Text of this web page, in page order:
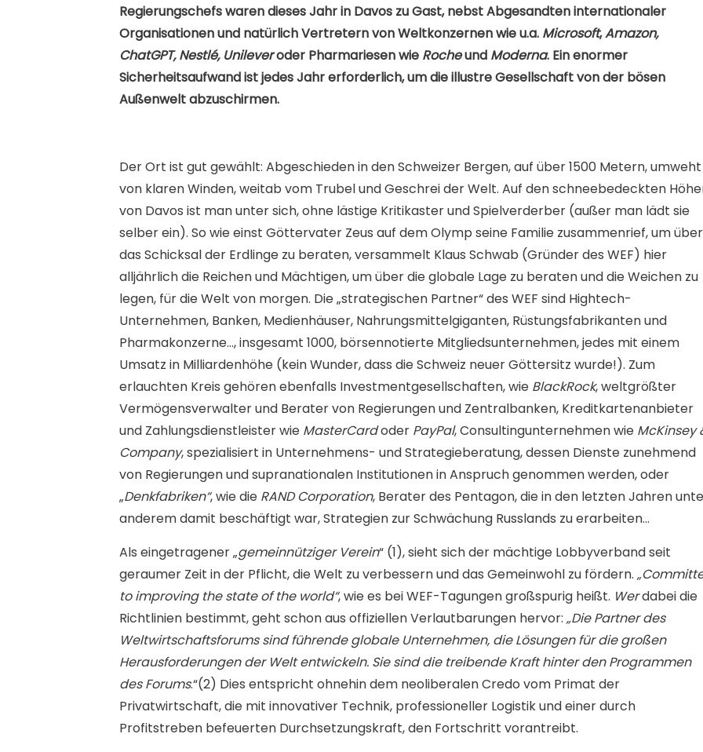
Regierungschefs waren dieses Jahr in Davos zu Gast, nebst Abgesandten internationaler
Organisationen und natürlich Vertretern von Weltkonzernen wie u.a. Microsoft,Amazon,
ChatGPT, Nestlé, Unileveroder Pharmariesen wie Rocheund Moderna. Ein enormer
Sicherheitsaufwand ist jedes Jahr erforderlich, um die illustre Gesellschaft von der bösen
Außenwelt abzuschirmen.
Der Ort ist gut gewählt: Abgeschieden in den Schweizer Bergen, auf über 1500 Metern, umweht
von klaren Winden, weitab vom Trubel und Geschrei der Welt. Auf den schneebedeckten
von Davos ist man unter sich, ohne lästige Kritikaster und Spielverderber (außer man lädt sie
selber ein). So wie einst Göttervater Zeus auf dem Olymp seine Familie zusammenrief, um über
das Schicksal der Erdlinge zu beraten, versammelt Klaus Schwab (Gründer des WEF) hier
alljährlich die Reichen und Mächtigen, um über die globale Lage zu beraten und die Weichen zu
legen, für die Welt von morgen. Die „strategischen Partner“ des WEF sind Hightech-
Unternehmen, Banken, Medienhäuser, Nahrungsmittelgiganten, Rüstungsfabrikanten und
Pharmakonzerne…, insgesamt 1000, börsennotierte Mitgliedsunternehmen, jedes mit einem
Umsatz in Milliardenhöhe (kein Wunder, dass die Schweiz neuer Göttersitz wurde!). Zum
erlauchten Kreis gehören ebenfalls Investmentgesellschaften, wie BlackRock, weltgrößter
Vermögensverwalter und Berater von Regierungen und Zentralbanken, Kreditkartenanbieter
und Zahlungsdienstleister wie MasterCardoder PayPal, Consultingunternehmen wie McKinsey
Company, spezialisiert in Unternehmens- und Strategieberatung, dessen Dienste zunehmend
von Regierungen und supranationalen Institutionen in Anspruch genommen werden, oder
„Denkfabriken“, wie die RAND Corporation, Berater des Pentagon, die in den letzten Jahren
anderem damit beschäftigt war, Strategien zur Schwächung Russlands zu erarbeiten…
Als eingetragener „gemeinnütziger Verein“ (1), sieht sich der mächtige Lobbyverband seit
geraumer Zeit in der Pflicht, die Welt zu verbessern und das Gemeinwohl zu fördern.
to improving the state of the world“, wie es bei WEF-Tagungen großspurig heißt. Werdabei die
Richtlinien bestimmt, geht schon aus offiziellen Verlautbarungen hervor: „Die Partner des
Weltwirtschaftsforums sind führende globale Unternehmen, die Lösungen für die großen
Herausforderungen der Welt entwickeln. Sie sind die treibende Kraft hinter den Programmen
des Forums.“(2) Dies entspricht ohnehin dem neoliberalen Credo vom Primat der
Privatwirtschaft, die mit innovativer Technik, professioneller Logistik und einer durch
Profitstreben befeuerten Durchsetzungskraft, den Fortschritt vorantreibt.